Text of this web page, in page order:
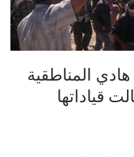
المناطقية
قياداتها